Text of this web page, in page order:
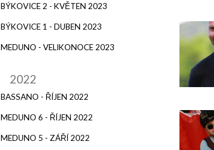
BÝKOVICE 2 - KVĚTEN 2023
BÝKOVICE 1 - DUBEN 2023
MEDUNO - VELIKONOCE 2023
2022
BASSANO - ŘÍJEN 2022
MEDUNO 6 - ŘÍJEN 2022
MEDUNO 5 - ZÁŘÍ 2022